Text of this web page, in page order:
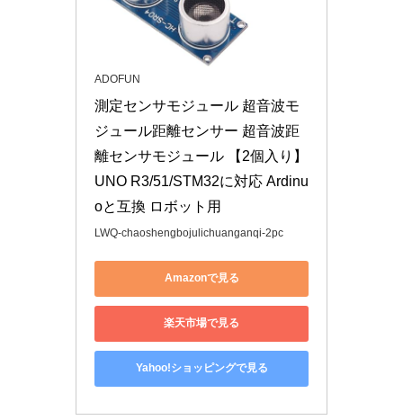
ADOFUN
測定センサモジュール 超音波モ
ジュール距離センサー 超音波距
離センサモジュール 【2個入り】
UNO R3/51/STM32に対応 Ardinu
oと互換 ロボット用
LWQ-chaoshengbojulichuanganqi-2pc
Amazonで見る
楽天市場で見る
Yahoo!ショッピングで見る